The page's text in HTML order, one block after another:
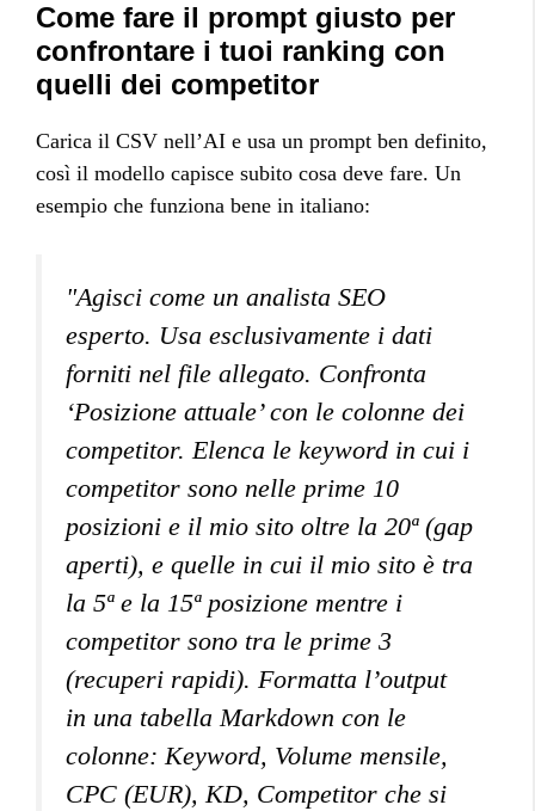
Come fare il prompt giusto per
confrontare i tuoi ranking con
quelli dei competitor
Carica il CSV nell’AI e usa un prompt ben definito,
così il modello capisce subito cosa deve fare. Un
esempio che funziona bene in italiano:
"Agisci come un analista SEO
esperto. Usa esclusivamente i dati
forniti nel file allegato. Confronta
‘Posizione attuale’ con le colonne dei
competitor. Elenca le keyword in cui i
competitor sono nelle prime 10
posizioni e il mio sito oltre la 20ª (gap
aperti), e quelle in cui il mio sito è tra
la 5ª e la 15ª posizione mentre i
competitor sono tra le prime 3
(recuperi rapidi). Formatta l’output
in una tabella Markdown con le
colonne: Keyword, Volume mensile,
CPC (EUR), KD, Competitor che si